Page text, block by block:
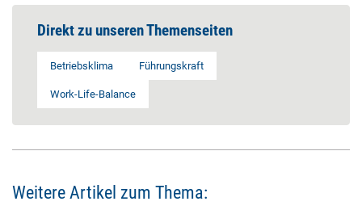
Direkt zu unseren Themenseiten
Betriebsklima Führungskraft
Work-Life-Balance
Weitere Artikel zum Thema: